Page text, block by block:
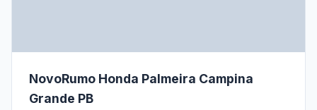
NovoRumo Honda Palmeira Campina
Grande PB